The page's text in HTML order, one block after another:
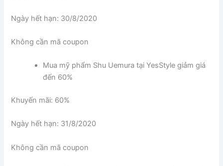
Ngày hết hạn: 30/8/2020
Không cần mã coupon
Mua mỹ phẩm Shu Uemura tại YesStyle giảm giá
đến 60%
Khuyến mãi: 60%
Ngày hết hạn: 31/8/2020
Không cần mã coupon